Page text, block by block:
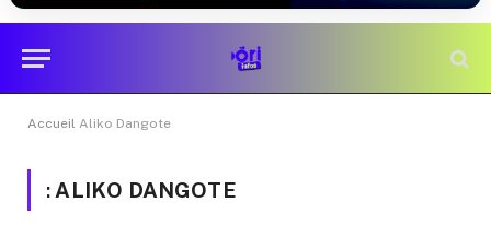
Accueil Aliko Dangote
: ALIKO DANGOTE